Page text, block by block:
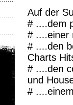
Auf der
# ....dem
# ....einer
# ....den
Charts
# ....den
und
#